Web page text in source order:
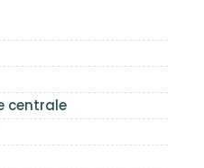
centrale